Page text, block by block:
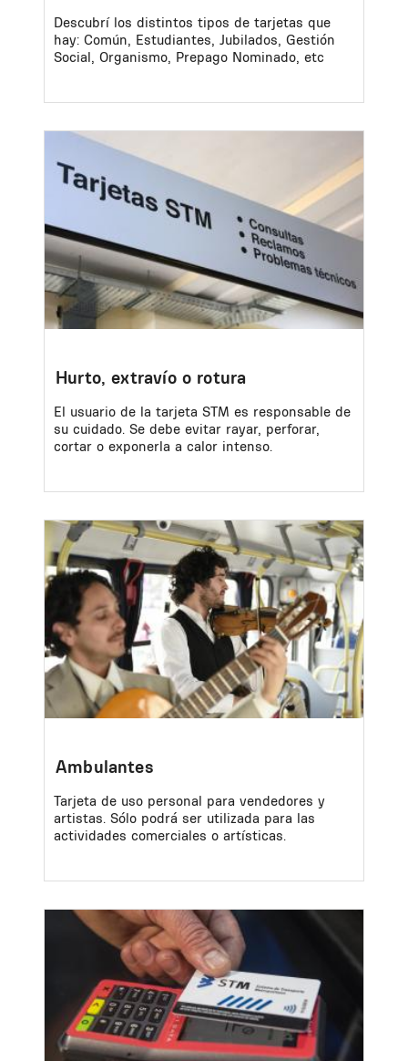
Descubrí los distintos tipos de tarjetas que
hay: Común, Estudiantes, Jubilados, Gestión
Social, Organismo, Prepago Nominado, etc
Image
Hurto, extravío o rotura
El usuario de la tarjeta STM es responsable de
su cuidado. Se debe evitar rayar, perforar,
cortar o exponerla a calor intenso.
Image
Ambulantes
Tarjeta de uso personal para vendedores y
artistas. Sólo podrá ser utilizada para las
actividades comerciales o artísticas.
Image